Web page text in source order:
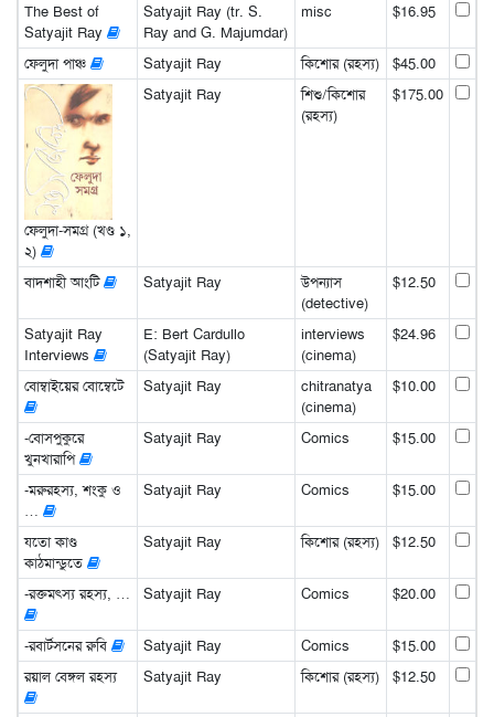
The Best of
Satyajit Ray
Satyajit Ray (tr. S.
Ray and G. Majumdar)
misc $16.95
ফেলুদা পাঞ্চ Satyajit Ray কিশোর (রহস্য) $45.00
ফেলুদা-সমগ্র (খণ্ড ১,
২)
Satyajit Ray
শিশু/কিশোর
(রহস্য)
$175.00
বাদশাহী আংটি Satyajit Ray
উপন্যাস
(detective)
$12.50
Satyajit Ray
Interviews
E: Bert Cardullo
(Satyajit Ray)
interviews
(cinema)
$24.96
বোম্বাইয়ের বোম্বেটে Satyajit Ray
chitranatya
(cinema)
$10.00
-বোসপুকুরে
খুনখারাপি
Satyajit Ray Comics $15.00
-মরুরহস্য, শংকু ও
…
Satyajit Ray Comics $15.00
যতো কাণ্ড
কাঠমান্ডুতে
Satyajit Ray কিশোর (রহস্য) $12.50
-রক্তমৎস্য রহস্য, … Satyajit Ray Comics $20.00
-রবার্টসনের রুবি Satyajit Ray Comics
$15.00
রয়াল বেঙ্গল রহস্য
Satyajit Ray কিশোর (রহস্য) $12.50